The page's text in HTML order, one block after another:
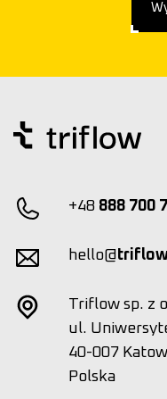
+48 888 700
hello@
Triflow sp. z
ul.
40-007
Polska